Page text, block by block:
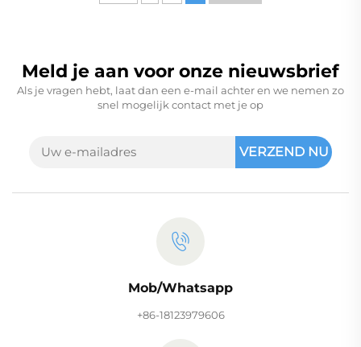
Meld je aan voor onze nieuwsbrief
Als je vragen hebt, laat dan een e-mail achter en we nemen zo
snel mogelijk contact met je op
VERZEND NU
Mob/Whatsapp
+86-18123979606